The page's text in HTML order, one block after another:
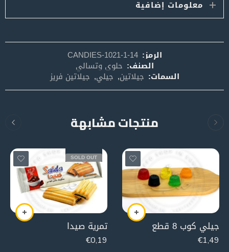
معلومات إضافية
الرمز: CANDIES-1021-1-14
الصنف: حلوى وتسالي
السمات: جيلاتين, جيلي, جيلاتين فريز
منتجات مشابهة
جيلي كوب 8 قطع
€1,49
SOLD OUT
تمرية صيدا
€0,19